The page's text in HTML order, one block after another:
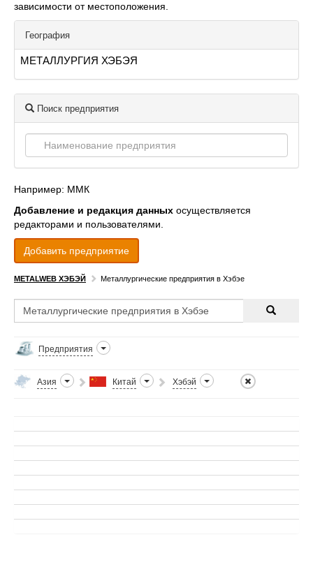
зависимости от местоположения.
География
МЕТАЛЛУРГИЯ ХЭБЭЯ
Поиск предприятия
Например: ММК
Добавление и редакция данных осуществляется
редакторами и пользователями.
Добавить предприятие
METALWEB ХЭБЭЙ Металлургические предприятия в Хэбэе
Предприятия
Азия Китай Хэбэй